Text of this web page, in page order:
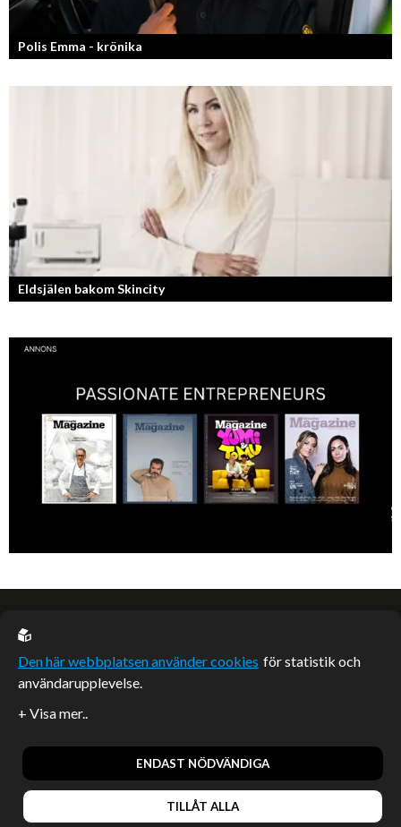
Polis Emma - krönika
Kan jag snälla få prata med dig igen, för du va så bra att prata med.
Eldsjälen bakom Skincity
Annica Forsgren Kjellman ligger bakom skönhetsimperiet Skincity –
EU casino
Artiklar publicerade på webbplatsen som inte är märkta
redaktionellt är betalda samarbeten.
© 2026, Enterprise Magazine
Den här webbplatsen använder cookies för statistik och
användarupplevelse.
ENDAST NÖDVÄNDIGA
TILLÅT ALLA